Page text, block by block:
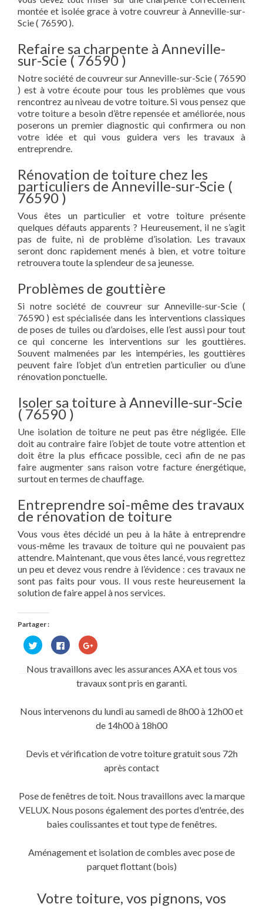
montée et isolée grace à votre couvreur à Anneville-sur-
Scie ( 76590 ).
Refaire sa charpente à Anneville-
sur-Scie ( 76590 )
Notre société de couvreur sur Anneville-sur-Scie ( 76590
) est à votre écoute pour tous les problèmes que vous
rencontrez au niveau de votre toiture. Si vous pensez que
votre toiture a besoin d’être repensée et améliorée, nous
poserons un premier diagnostic qui confirmera ou non
votre idée et qui vous guidera vers les travaux à
entreprendre.
Rénovation de toiture chez les
particuliers de Anneville-sur-Scie (
76590 )
Vous êtes un particulier et votre toiture présente
quelques défauts apparents ? Heureusement, il ne s’agit
pas de fuite, ni de problème d’isolation. Les travaux
seront donc rapidement menés à bien, et votre toiture
retrouvera toute la splendeur de sa jeunesse.
Problèmes de gouttière
Si notre société de couvreur sur Anneville-sur-Scie (
76590 ) est spécialisée dans les interventions classiques
de poses de tuiles ou d’ardoises, elle l’est aussi pour tout
ce qui concerne les interventions sur les gouttières.
Souvent malmenées par les intempéries, les gouttières
peuvent faire l’objet d’un entretien particulier ou d’une
rénovation ponctuelle.
Isoler sa toiture à Anneville-sur-Scie
( 76590 )
Une isolation de toiture ne peut pas être négligée. Elle
doit au contraire faire l’objet de toute votre attention et
doit être la plus efficace possible, ceci afin de ne pas
faire augmenter sans raison votre facture énergétique,
surtout en termes de chauffage.
Entreprendre soi-même des travaux
de rénovation de toiture
Vous vous êtes décidé un peu à la hâte à entreprendre
vous-même les travaux de toiture qui ne pouvaient pas
attendre. Maintenant, que vous êtes lancé, vous regrettez
un peu et devez vous rendre à l’évidence : ces travaux ne
sont pas faits pour vous. Il vous reste heureusement la
solution de faire appel à nos services.
Partager :
Cliquez
pour
partager
Twitter(ouvre
Cliquez
pour
partager
sur
Facebook(ouvre
dans
une
Cliquez
pour
Google+
dans
fenêtre)
Nous travaillons avec les assurances AXA et tous vos
travaux sont pris en garanti.
Nous intervenons du lundi au samedi de 8h00 à 12h00 et
de 14h00 à 18h00
Devis et vérification de votre toiture gratuit sous 72h
après contact
Pose de fenêtres de toit. Nous travaillons avec la marque
VELUX. Nous posons également des portes d'entrée, des
baies coulissantes et tout type de fenêtres.
Aménagement et isolation de combles avec pose de
parquet flottant (bois)
Votre toiture, vos pignons, vos